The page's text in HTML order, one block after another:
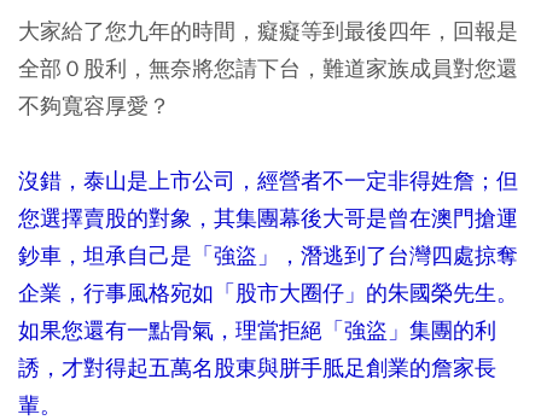
大家給了您九年的時間，癡癡等到最後四年，回報是
全部０股利，無奈將您請下台，難道家族成員對您還
不夠寬容厚愛？
沒錯，泰山是上市公司，經營者不一定非得姓詹；但
您選擇賣股的對象，其集團幕後大哥是曾在澳門搶運
鈔車，坦承自己是「強盜」，潛逃到了台灣四處掠奪
企業，行事風格宛如「股市大圈仔」的朱國榮先生。
如果您還有一點骨氣，理當拒絕「強盜」集團的利
誘，才對得起五萬名股東與胼手胝足創業的詹家長
輩。